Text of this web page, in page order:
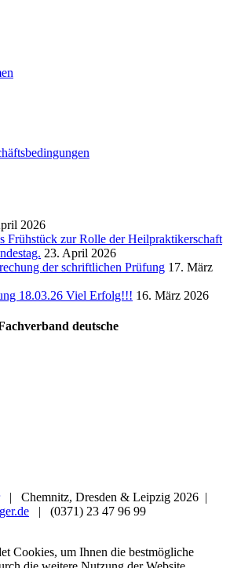
2026
Frühstück zur Rolle der Heilpraktikerschaft
23. April 2026
der schriftlichen Prüfung 17. März
18.03.26 Viel Erfolg!!! 16. März 2026
deutsche
| Chemnitz, Dresden & Leipzig 2026 |
| (0371) 23 47 96 99
Cookies, um Ihnen die bestmögliche